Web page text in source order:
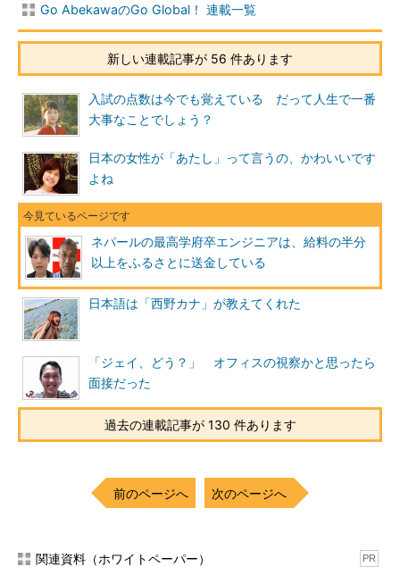
Go AbekawaのGo Global！ 連載一覧
新しい連載記事が 56 件あります
入試の点数は今でも覚えている だって人生で一番
大事なことでしょう？
日本の女性が「あたし」って言うの、かわいいです
よね
ネパールの最高学府卒エンジニアは、給料の半分
以上をふるさとに送金している
日本語は「西野カナ」が教えてくれた
「ジェイ、どう？」 オフィスの視察かと思ったら
面接だった
過去の連載記事が 130 件あります
前のページへ 次のページへ
関連資料（ホワイトペーパー） PR